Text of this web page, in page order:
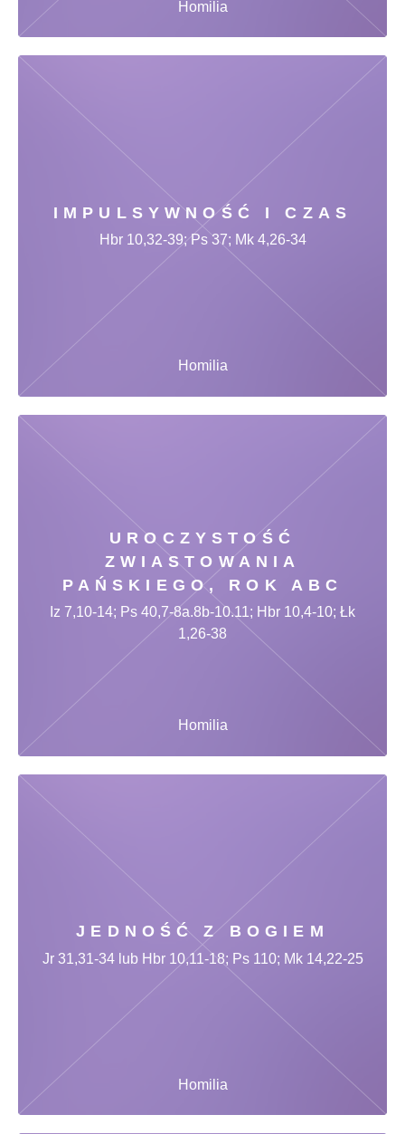
Homilia
IMPULSYWNOŚĆ I CZAS
Homilia
Hbr 10,32-39; Ps 37; Mk 4,26-34
UROCZYSTOŚĆ
ZWIASTOWANIA
PAŃSKIEGO, ROK ABC
Homilia
Iz 7,10-14; Ps 40,7-8a.8b-10.11; Hbr 10,4-10; Łk
1,26-38
JEDNOŚĆ Z BOGIEM
Homilia
Jr 31,31-34 lub Hbr 10,11-18; Ps 110; Mk 14,22-25